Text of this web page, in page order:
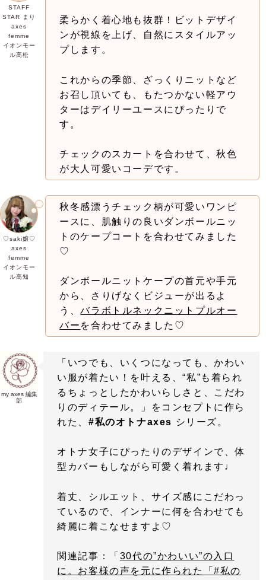
STAFF
STAR まり
axes
femme
イオンモー
ル高松
柔らかく着心地も抜群！ビットデザイ
ンが視線を上げ、自然にスタイルアッ
プします。
これからの季節、ざっくりニットなど
お召し頂いても、もたつかない軽アウ
ターはデイリーユースにぴったりで
す。
チェックのスカートを合わせて、秋色
が大人可愛いコーデです。
♡saki嬢♡
axes
femme
イオンモー
ル高知
秋冬感漂うチェック柄が可愛いワンピ
ースに、肌触りの良いダンボールニッ
トのケープコートを合わせてみました
♡
ダンボールニットケープの首元や手元
から、さりげなくビジューが出るよ
う、バラボトルネックニットプルオー
バー を合わせてみました♡
my axes 編集
部
「いつでも、いくつになっても、かわい
い服が着たい！を叶える、“私”も着られ
るちょっとしたかわいらしさと、こだわ
りのディテール。」をコンセプトに作ら
れた、#私のオトナaxes シリーズ。
オトナ女子にぴったりのデザインで、体
型カバーもしながら可愛く着れます♩
着丈、シルエット、サイズ感にこだわっ
ているので、インナーに何を合わせても
綺麗に着こなせますよ♡
関連記事：「 30代の”かわいい”の入口
に。お客様の声を元に作られた「#私の